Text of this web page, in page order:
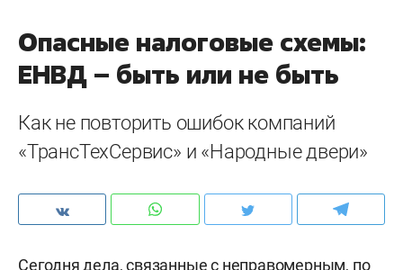
Опасные налоговые схемы:
ЕНВД – быть или не быть
Как не повторить ошибок компаний
«ТрансТехСервис» и «Народные двери»
Сегодня дела, связанные с неправомерным, по